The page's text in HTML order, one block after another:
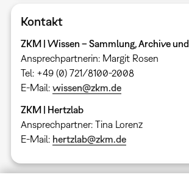
Kontakt
ZKM | Wissen – Sammlung, Archive
Ansprechpartnerin: Margit Rosen
Tel: +49 (0) 721/8100-2008
E-Mail: wissen@zkm.de
ZKM | Hertzlab
Ansprechpartner: Tina Lorenz
E-Mail: hertzlab@zkm.de